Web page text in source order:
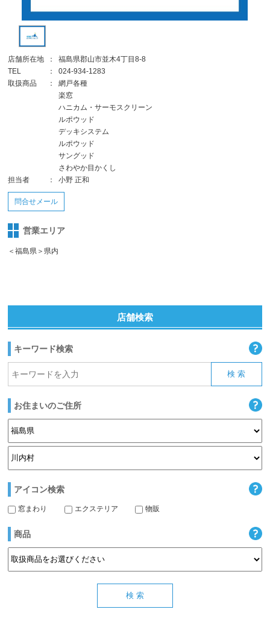
店舗所在地 ：
福島県郡山市並木4丁目8-8
TEL
：
024-934-1283
取扱商品
：
網戸各種
楽窓
ハニカム・サーモスクリーン
ルポウッド
デッキシステム
ルポウッド
サングッド
さわやか目かくし
担当者
： 小野 正和
問合せメール
営業エリア
＜福島県＞県内
店舗検索
キーワード検索
お住まいのご住所
アイコン検索
窓まわり エクステリア 物販
商品